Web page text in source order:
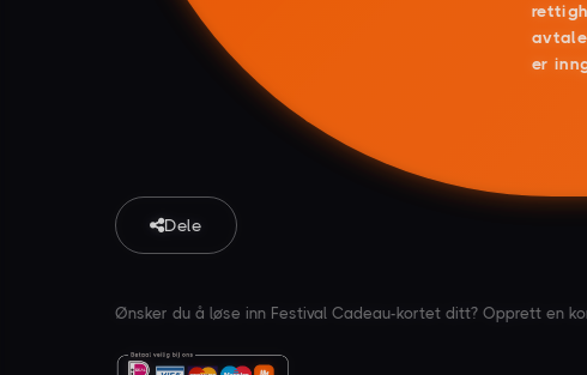
er
Dele
Ønsker du å løse inn Festival Cadeau-kortet ditt? Opprett en